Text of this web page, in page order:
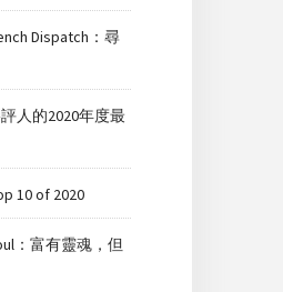
Dispatch：尋
人的2020年度最
10 of 2020
：富有靈魂，但